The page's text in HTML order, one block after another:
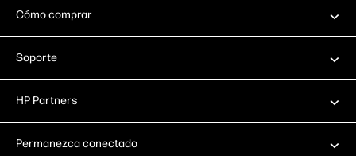
Cómo comprar
Soporte
HP Partners
Permanezca conectado